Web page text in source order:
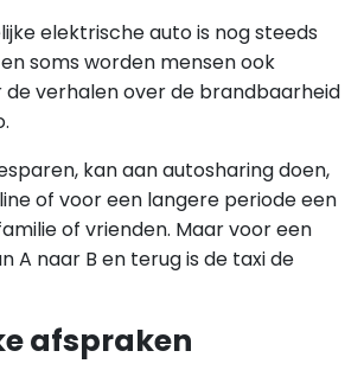
elektrische auto is nog steeds
soms worden mensen ook
verhalen over de brandbaarheid
kan aan autosharing doen,
of voor een langere periode een
of vrienden. Maar voor een
A naar B en terug is de taxi de
afspraken